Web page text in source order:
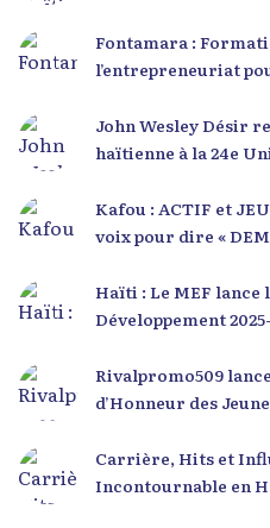
Fontamara :
l’entrepreneuriat
John Wesley Désir
haïtienne à la 24e
Kafou : ACTIF et
voix pour dire «
Haïti : Le MEF lance
Développement
Rivalpromo509
d’Honneur des
Carrière, Hits et
Incontournable en